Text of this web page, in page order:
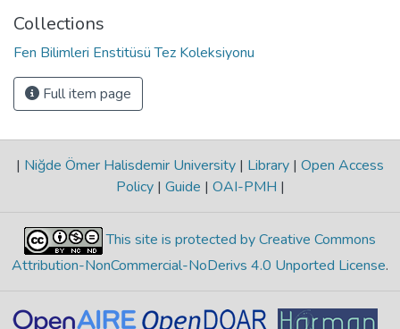
Collections
Fen Bilimleri Enstitüsü Tez Koleksiyonu
Full item page
| Niğde Ömer Halisdemir University | Library | Open Access
Policy | Guide | OAI-PMH |
This site is protected by Creative Commons
Attribution-NonCommercial-NoDerivs 4.0 Unported License.